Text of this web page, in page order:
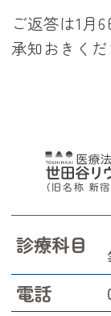
ご返答は1月
承知おきくだ
診療科目
電話